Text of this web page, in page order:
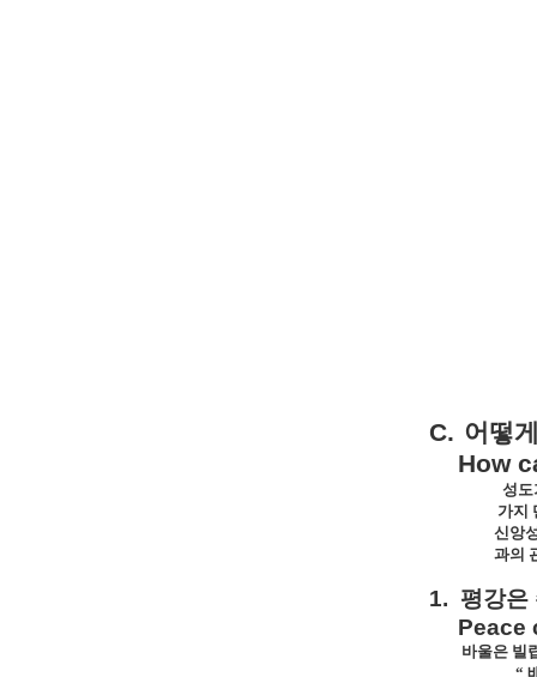
C. 어떻게
How
성도
가지
신앙
과의
1. 평강은
Peace
바울은 빌
“